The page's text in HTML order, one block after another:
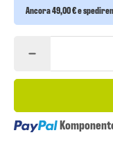
Ancora 49,00 € e
Loading...